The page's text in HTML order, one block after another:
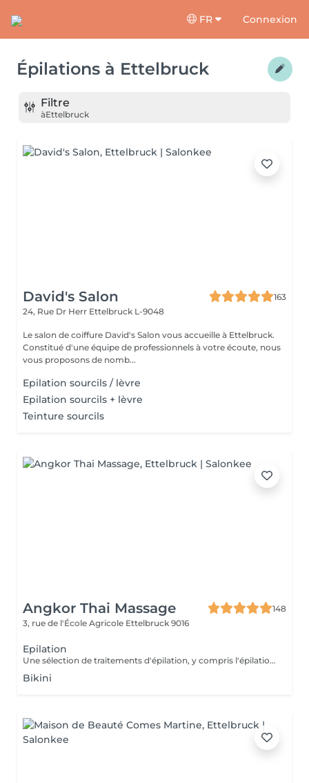
FR Connexion
Épilations à Ettelbruck
Filtre
àEttelbruck
David's Salon
163
24, Rue Dr Herr Ettelbruck L-9048
Le salon de coiffure David's Salon vous accueille à Ettelbruck.
Constitué d'une équipe de professionnels à votre écoute, nous
vous proposons de nomb...
Epilation sourcils / lèvre
Epilation sourcils + lèvre
Teinture sourcils
Angkor Thai Massage
148
3, rue de l'École Agricole Ettelbruck 9016
Epilation
Une sélection de traitements d'épilation, y compris l'épilation des jambes et des demi- jambes, des aisselles et du bikini.
Bikini